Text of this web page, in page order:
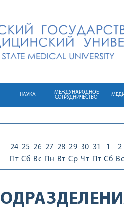
НАУКА
МЕЖДУНАРОДНОЕ
СОТРУДНИЧЕСТВО
24
Пт
25
Сб
26
Вс
27
Пн
28
Вт
29
Ср
30
Чт
31
Пт
1
Сб
2
Вс